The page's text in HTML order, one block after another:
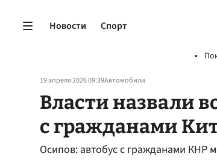
Новости Спорт
19 апреля 2026 09:39Автомобили
Власти назвали
с гражданами
Осипов: автобус с гражданами КНР